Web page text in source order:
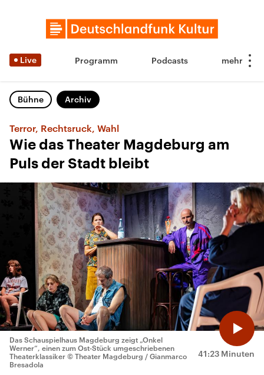
Live Programm Podcasts
Bühne Archiv
Terror, Rechtsruck, Wahl
Wie das Theater Magdeburg am
Puls der Stadt bleibt
41:23 Minuten
Das Schauspielhaus Magdeburg zeigt „Onkel
Werner“, einen zum Ost-Stück umgeschriebenen
Theaterklassiker © Theater Magdeburg / Gianmarco
Bresadola